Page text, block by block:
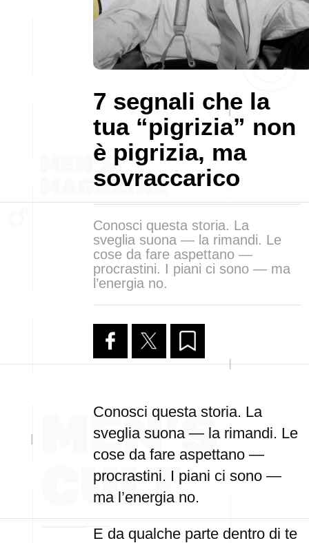
7 segnali che la
tua “pigrizia” non
è pigrizia, ma
sovraccarico
Conosci questa storia. La
sveglia suona — la rimandi. Le
cose da fare aspettano —
procrastini. I piani ci sono — ma
l’energia no.
Conosci questa storia. La
sveglia suona — la rimandi. Le
cose da fare aspettano —
procrastini. I piani ci sono —
ma l’energia no.
E da qualche parte dentro di te